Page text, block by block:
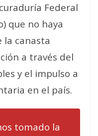
Federal
que no haya
la canasta
a través del
y el impulso a
en el país.
tomado la